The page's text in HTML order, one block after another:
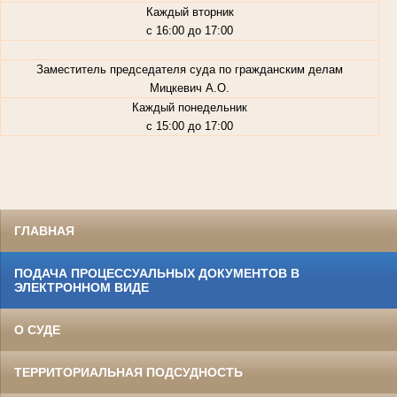
Каждый вторник
с 16:00 до 17:00
Заместитель председателя суда по гражданским делам
Мицкевич А.О.
Каждый понедельник
с 15:00 до 17:00
ГЛАВНАЯ
ПОДАЧА ПРОЦЕССУАЛЬНЫХ ДОКУМЕНТОВ В
ЭЛЕКТРОННОМ ВИДЕ
О СУДЕ
ТЕРРИТОРИАЛЬНАЯ ПОДСУДНОСТЬ